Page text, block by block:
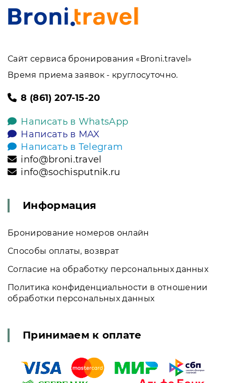
Сайт сервиса бронирования «Broni.travel»
Время приема заявок - круглосуточно.
8 (861) 207-15-20
Написать в WhatsApp
Написать в MAX
Написать в Telegram
info@broni.travel
info@sochisputnik.ru
Информация
Бронирование номеров онлайн
Способы оплаты, возврат
Согласие на обработку персональных данных
Политика конфиденциальности в отношении
обработки персональных данных
Принимаем к оплате